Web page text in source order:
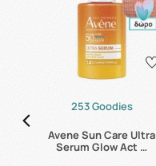
253 Goodies
Avene Sun Care Ultra
Serum Glow Act …